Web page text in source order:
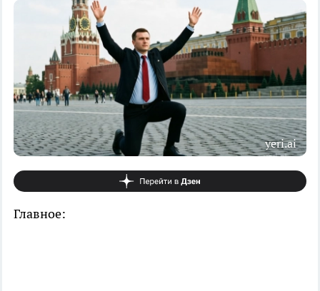
yeri.ai
Главное: